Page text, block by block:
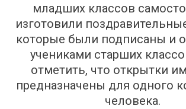
младших классов
изготовили
которые были подписаны и
учениками старших
отметить, что открытки
предназначены для одного
человека.